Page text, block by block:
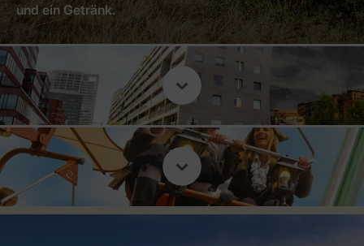
und ein Getränk.